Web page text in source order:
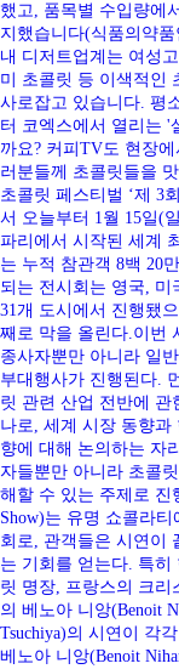
했고, 품목별 수입량에
지했습니다(식품의약
내 디저트업계는 여성
미 초콜릿 등 이색적인
사로잡고 있습니다. 평
터 코엑스에서 열리는 '
까요? 커피TV도 현장
러분들께 초콜릿들을
초콜릿 페스티벌 ‘제 3
서 오늘부터 1월 15일(
파리에서 시작된 세계
는 누적 참관객 8백 20
되는 전시회는 영국, 미
31개 도시에서 진행됐
째로 막을 올린다.이번
종사자뿐만 아니라 일
부대행사가 진행된다.
릿 관련 산업 전반에 관
나로, 세계 시장 동향
향에 대해 논의하는 자
자들뿐만 아니라 초콜
해할 수 있는 주제로 진
Show)는 유명 쇼콜라
회로, 관객들은 시연이
는 기회를 얻는다. 특히
릿 명장, 프랑스의 크리
의 베노아 니앙(Benoit
Tsuchiya)의 시연이 각
베노아 니앙(Benoit